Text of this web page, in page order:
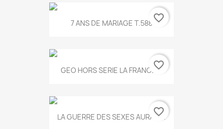
7 ANS DE MARIAGE T.588 favorite_border
GEO HORS SERIE LA FRANCE...
favorite_border
LA GUERRE DES SEXES AURA T...
favorite_border